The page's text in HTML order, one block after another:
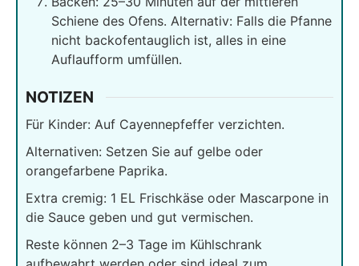
Schiene des Ofens. Alternativ: Falls die Pfanne
nicht backofentauglich ist, alles in eine
Auflaufform umfüllen.
NOTIZEN
Für Kinder: Auf Cayennepfeffer verzichten.
Alternativen: Setzen Sie auf gelbe oder
orangefarbene Paprika.
Extra cremig: 1 EL Frischkäse oder Mascarpone in
die Sauce geben und gut vermischen.
Reste können 2–3 Tage im Kühlschrank